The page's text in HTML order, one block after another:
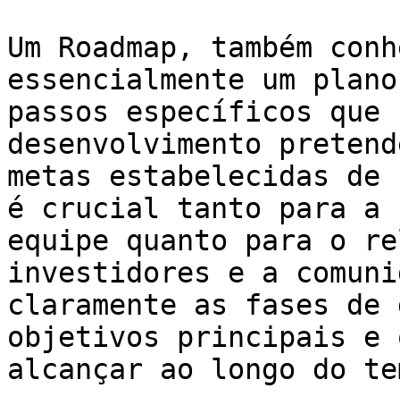
Um Roadmap, também
essencialmente um
passos específicos que
desenvolvimento
metas estabelecidas de
é crucial tanto para a
equipe quanto para o
investidores e a
claramente as fases de
objetivos principais e
alcançar ao longo do